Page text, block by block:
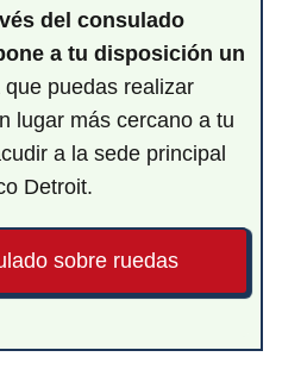
del consulado
a tu disposición un
que puedas realizar
lugar más cercano a tu
a la sede principal
Detroit.
sobre ruedas